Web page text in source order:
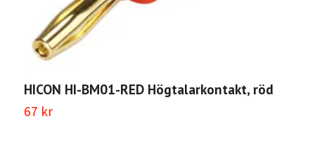
HICON HI-BM01-RED Högtalarkontakt, röd
67 kr